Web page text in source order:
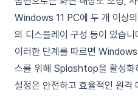
Windows 11 PC에 두 개 이상
의 디스플레이 구성 등이 있습니
이러한 단계를 따르면
스를 위해 Splashtop을 활성화
설정은 안전하고 효율적인 원격